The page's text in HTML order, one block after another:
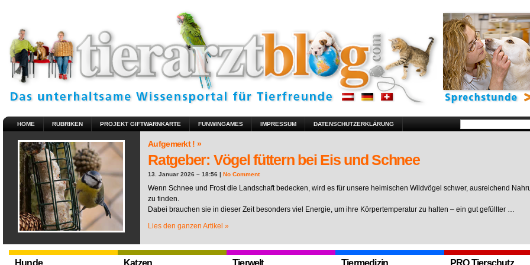
HOME RUBRIKEN PROJEKT GIFTWARNKARTE FUNWINGAMES IMPRESSUM DATENSCHUTZERKLÄRUNG
Aufgemerkt ! »
Ratgeber: Vögel füttern bei Eis und Schnee
13. Januar 2026 – 18:56 | No Comment
Wenn Schnee und Frost die Landschaft bedecken, wird es für unsere heimischen Wildvögel schwer, ausreichend
zu finden.
Dabei brauchen sie in dieser Zeit besonders viel Energie, um ihre Körpertemperatur zu halten – ein gut gefüllter …
Lies den ganzen Artikel »
Hunde Katzen Tierwelt Tiermedizin PRO Tierschutz